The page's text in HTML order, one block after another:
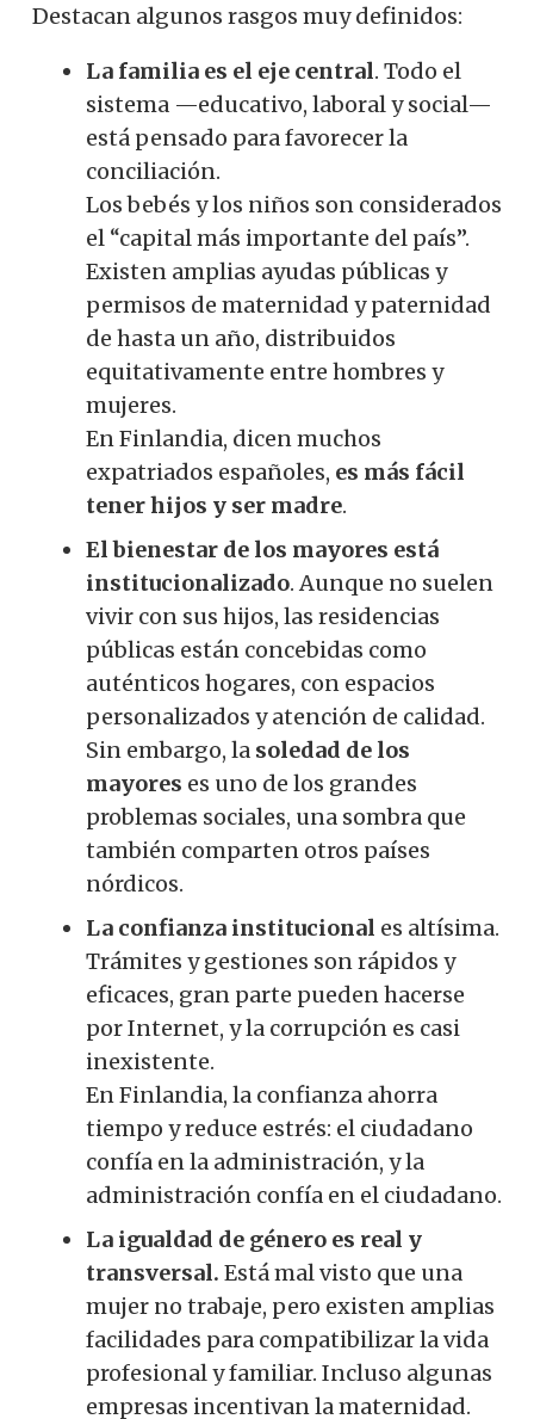
Destacan algunos rasgos muy definidos:
La familia es el eje central. Todo el
sistema —educativo, laboral y social—
está pensado para favorecer la
conciliación.
Los bebés y los niños son considerados
el “capital más importante del país”.
Existen amplias ayudas públicas y
permisos de maternidad y paternidad
de hasta un año, distribuidos
equitativamente entre hombres y
mujeres.
En Finlandia, dicen muchos
expatriados españoles, es más fácil
tener hijos y ser madre.
El bienestar de los mayores está
institucionalizado. Aunque no suelen
vivir con sus hijos, las residencias
públicas están concebidas como
auténticos hogares, con espacios
personalizados y atención de calidad.
Sin embargo, la soledad de los
mayores es uno de los grandes
problemas sociales, una sombra que
también comparten otros países
nórdicos.
La confianza institucional es altísima.
Trámites y gestiones son rápidos y
eficaces, gran parte pueden hacerse
por Internet, y la corrupción es casi
inexistente.
En Finlandia, la confianza ahorra
tiempo y reduce estrés: el ciudadano
confía en la administración, y la
administración confía en el ciudadano.
La igualdad de género es real y
transversal. Está mal visto que una
mujer no trabaje, pero existen amplias
facilidades para compatibilizar la vida
profesional y familiar. Incluso algunas
empresas incentivan la maternidad.